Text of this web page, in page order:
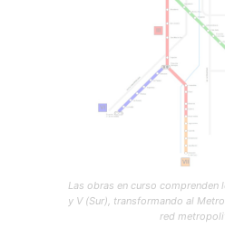
Las obras en curso comprenden
y V (Sur), transformando al
red